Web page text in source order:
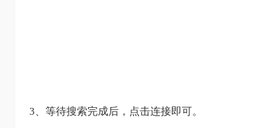
3、等待搜索完成后，点击连接即可。